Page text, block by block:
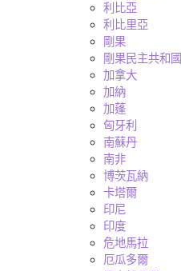
利比亞
利比里亞
剛果
剛果民主共和國
加拿大
加納
加蓬
匈牙利
南蘇丹
南非
博茨瓦納
卡塔爾
印尼
印度
危地馬拉
厄瓜多爾